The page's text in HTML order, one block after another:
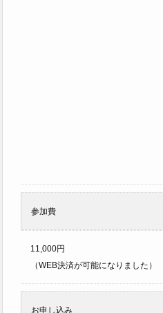
参加費
11,000円
（WEB決済が可能になりました）
お申し込み